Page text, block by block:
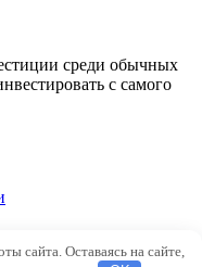
среди обычных
с самого
сайта. Оставаясь на сайте,